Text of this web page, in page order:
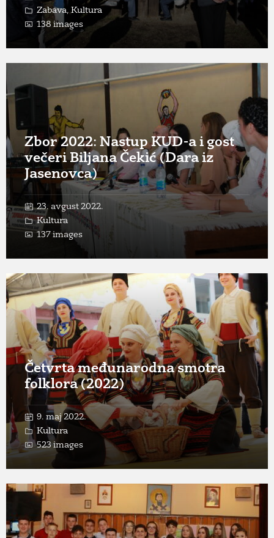
Zabava, Kultura
138 images
Zbor 2022: Nastup KUD-a i gost
večeri Biljana Čekić (Dara iz
Jasenovca)
23. avgust 2022.
Kultura
137 images
Gallery
Četvrta međunarodna smotra
folklora (2022)
9. maj 2022.
Kultura
523 images
Open
Gallery
Open
Gallery